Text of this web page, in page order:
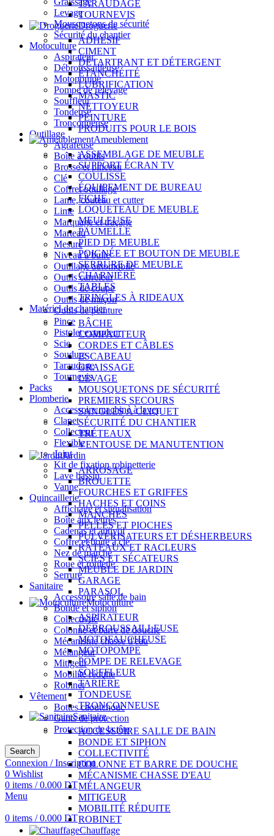
Levage
Mousquetons de sécurité
Sécurité du chantier
Motoculture
Aspirateur
Débroussailleuse
Motopompe
Pompe de relevage
Souffleur
Tondeuse
Tronçonneuse
Outillage
Agrafeuse
Boîte à outils
Brosse et pinceau
Clé
Coffret outillage
Lame, couteau et cutter
Lime
Marquage et traçage
Marteau
Mesure
Niveau à bulle
Outillage automobile
Outils carreleur
Outils de coupe
Outils de maçon
Outils de peinture
Pince
Pistolet extrudeur
Scie
Soudure
Taraudage
Tournevis
Packs
Plomberie
Accessoire machine à laver
Clapet
Collecteur
Flexible
Joint
Kit de fixation robinetterie
Lave bassin
Vanne
Quincaillerie
Affichage et signalisation
Boîte aux lettres
Cadenas et antivol
Coffre et boîte à clé
Nez de marche
Roue et roulette
Serrure
Sanitaire
Accessoire salle de bain
Bonde et siphon
Collectivité
Colonne et barre de douche
Mécanisme chasse d'eau
Mélangeur
Mitigeur
Mobilité réduite
Robinet
Vêtement
Bottes caoutchouc
Gants de protection
Protection de la tête
Search
Connexion / Inscription
0 Wishlist
0 items / 0.000 DT
Menu
0 items / 0.000 DT
TARAUDAGE
TOURNEVIS
Droguerie
ADHÉSIF
CIMENT
DÉTARTRANT ET DÉTERGENT
ÉTANCHÉITÉ
LUBRIFICATION
MASTIC
NETTOYEUR
PEINTURE
PRODUITS POUR LE BOIS
Ameublement
ASSEMBLAGE DE MEUBLE
SUPPORT ÉCRAN TV
COULISSE
ÉQUIPEMENT DE BUREAU
FICHE
LOQUETEAU DE MEUBLE
MEULEUSE
PAUMELLE
PIED DE MEUBLE
POIGNÉE ET BOUTON DE MEUBLE
SERRURE DE MEUBLE
CHARNIÈRE
TABLES
TRINGLES À RIDEAUX
Matériel de chantier
BÂCHE
COMPACTEUR
CORDES ET CÂBLES
ESCABEAU
GRAISSAGE
LEVAGE
MOUSQUETONS DE SÉCURITÉ
PREMIERS SECOURS
SANGLES À CLIQUET
SÉCURITÉ DU CHANTIER
TRÉTEAUX
VENTOUSE DE MANUTENTION
Jardin
ARROSAGE
BROUETTE
FOURCHES ET GRIFFES
HACHES ET COINS
MANCHES
PELLES ET PIOCHES
PULVÉRISATEURS ET DÉSHERBEURS
RÂTEAUX ET RACLEURS
SCIES ET SÉCATEURS
MEUBLE DE JARDIN
GARAGE
PARASOL
Motoculture
ASPIRATEUR
DÉBROUSSAILLEUSE
MOTOFAUCHEUSE
MOTOPOMPE
POMPE DE RELEVAGE
SOUFFLEUR
TARIÈRE
TONDEUSE
TRONÇONNEUSE
Sanitaire
ACCESSOIRE SALLE DE BAIN
BONDE ET SIPHON
COLLECTIVITÉ
COLONNE ET BARRE DE DOUCHE
MÉCANISME CHASSE D'EAU
MÉLANGEUR
MITIGEUR
MOBILITÉ RÉDUITE
ROBINET
Chauffage